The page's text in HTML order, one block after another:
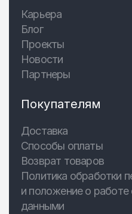
Карьера
Блог
Проекты
Новости
Партнеры
Покупателям
Доставка
Способы оплаты
Возврат товаров
Политика обработки
и положение о
данными